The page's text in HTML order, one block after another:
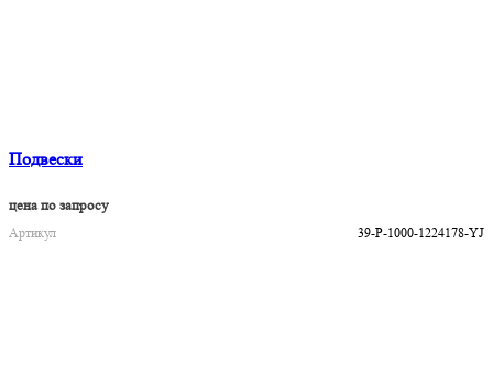
Подвески
цена по запросу
Артикул
39-P-1000-1224178-YJ